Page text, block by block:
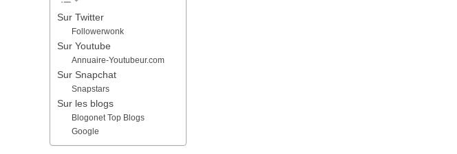
Sur Twitter
Followerwonk
Sur Youtube
Annuaire-Youtubeur.com
Sur Snapchat
Snapstars
Sur les blogs
Blogonet Top Blogs
Google